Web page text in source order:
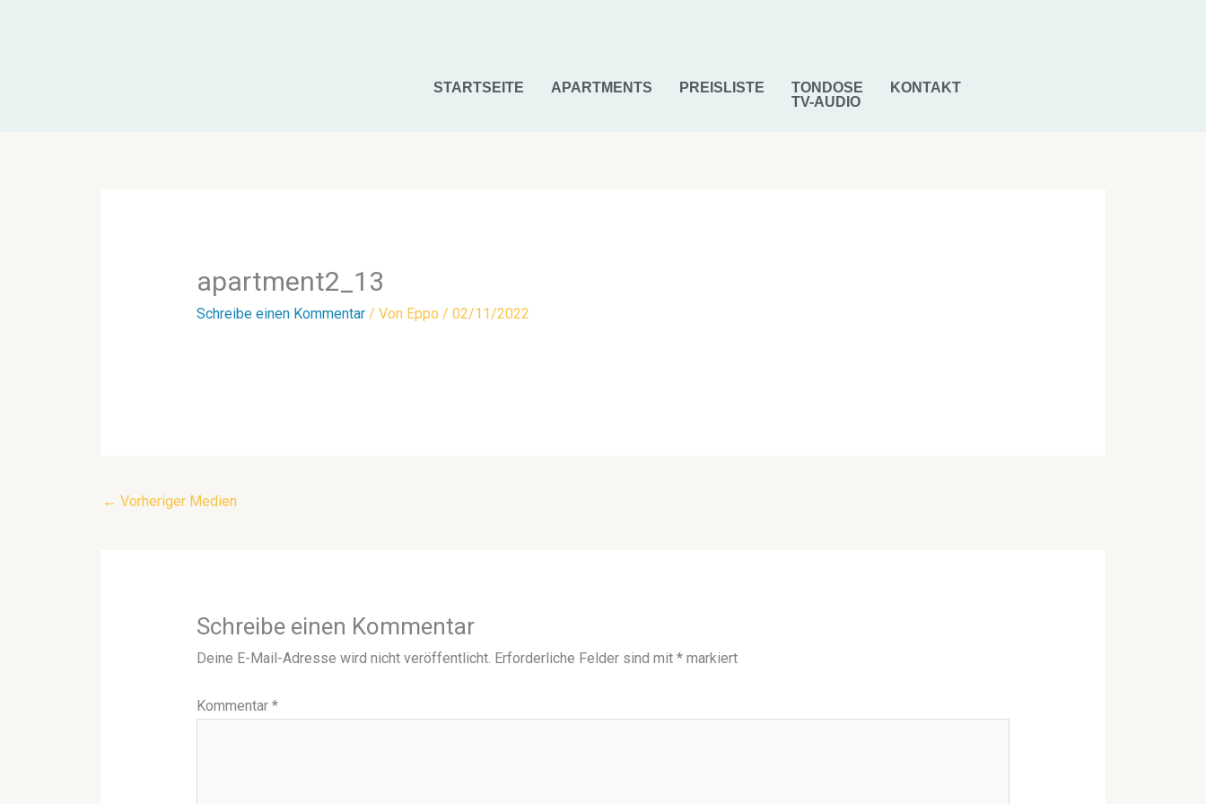
STARTSEITE APARTMENTS PREISLISTE
TONDOSE
TV-AUDIO
KONTAKT
apartment2_13
Schreibe einen Kommentar / Von Eppo / 02/11/2022
← Vorheriger Medien
Schreibe einen Kommentar
Deine E-Mail-Adresse wird nicht veröffentlicht. Erforderliche Felder sind mit *markiert
Kommentar *